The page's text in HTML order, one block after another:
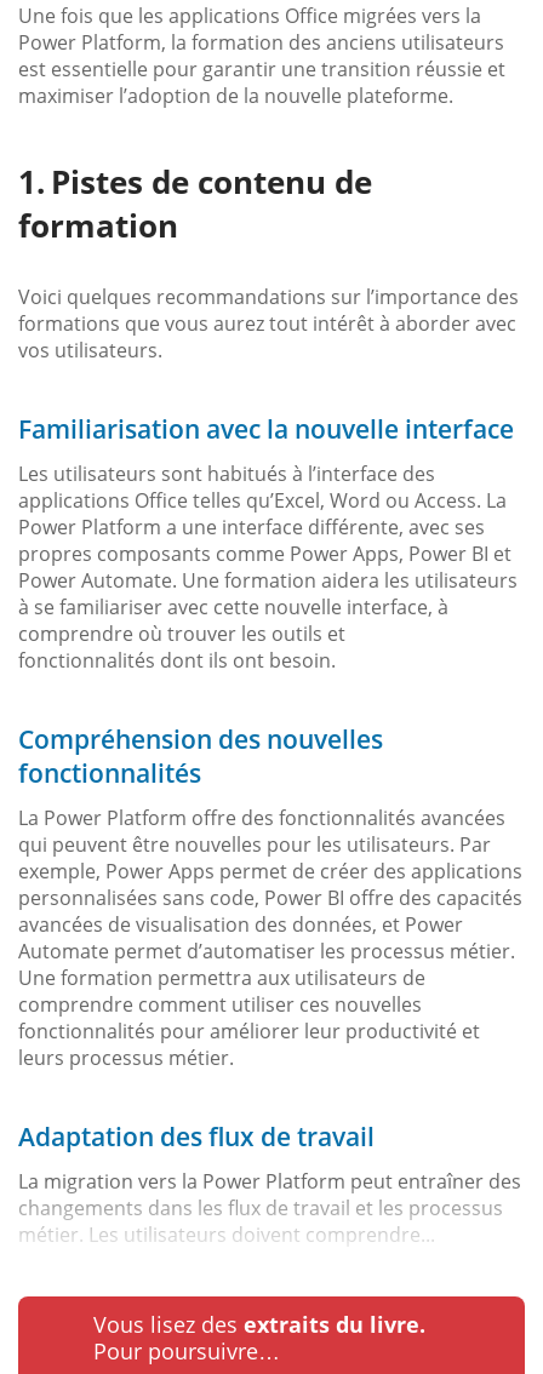
Une fois que les applications Office migrées vers la
Power Platform, la formation des anciens utilisateurs
est essentielle pour garantir une transition réussie et
maximiser l’adoption de la nouvelle plateforme.
Pistes de contenu de
formation
Voici quelques recommandations sur l’importance des
formations que vous aurez tout intérêt à aborder avec
vos utilisateurs.
Familiarisation avec la nouvelle interface
Les utilisateurs sont habitués à l’interface des
applications Office telles qu’Excel, Word ou Access. La
Power Platform a une interface différente, avec ses
propres composants comme Power Apps, Power BI et
Power Automate. Une formation aidera les utilisateurs
à se familiariser avec cette nouvelle interface, à
comprendre où trouver les outils et
fonctionnalités dont ils ont besoin.
Compréhension des nouvelles
fonctionnalités
La Power Platform offre des fonctionnalités avancées
qui peuvent être nouvelles pour les utilisateurs. Par
exemple, Power Apps permet de créer des applications
personnalisées sans code, Power BI offre des capacités
avancées de visualisation des données, et Power
Automate permet d’automatiser les processus métier.
Une formation permettra aux utilisateurs de
comprendre comment utiliser ces nouvelles
fonctionnalités pour améliorer leur productivité et
leurs processus métier.
Adaptation des flux de travail
La migration vers la Power Platform peut entraîner des
changements dans les flux de travail et les processus
métier. Les utilisateurs doivent comprendre...
Vous lisez des extraits du livre.
Pour poursuivre…